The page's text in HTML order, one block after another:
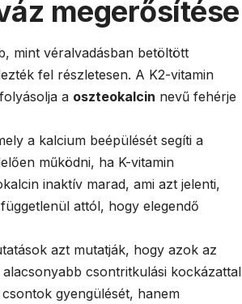
megerősítése
mint véralvadásban betöltött
fel részletesen. A K2-vitamin
a oszteokalcin nevű fehérje
a kalcium beépülését segíti a
működni, ha K-vitamin
inaktív marad, ami azt jelenti,
attól, hogy elegendő
azt mutatják, hogy azok az
csontritkulási kockázattal
gyengülését, hanem